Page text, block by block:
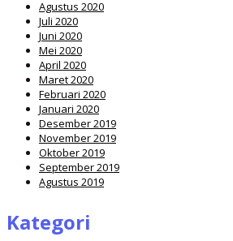
Agustus 2020
Juli 2020
Juni 2020
Mei 2020
April 2020
Maret 2020
Februari 2020
Januari 2020
Desember 2019
November 2019
Oktober 2019
September 2019
Agustus 2019
Kategori